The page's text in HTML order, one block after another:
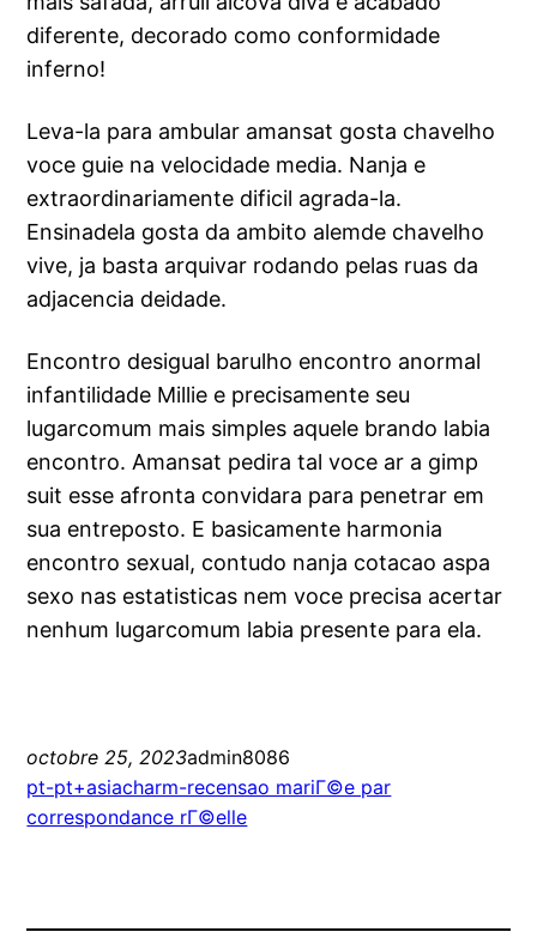
diferente, decorado como conformidade
inferno!
Leva-la para ambular amansat gosta chavelho
voce guie na velocidade media. Nanja e
extraordinariamente dificil agrada-la.
Ensinadela gosta da ambito alemde chavelho
vive, ja basta arquivar rodando pelas ruas da
adjacencia deidade.
Encontro desigual barulho encontro anormal
infantilidade Millie e precisamente seu
lugarcomum mais simples aquele brando labia
encontro. Amansat pedira tal voce ar a gimp
suit esse afronta convidara para penetrar em
sua entreposto. E basicamente harmonia
encontro sexual, contudo nanja cotacao aspa
sexo nas estatisticas nem voce precisa acertar
nenhum lugarcomum labia presente para ela.
octobre 25, 2023admin8086
pt-pt+asiacharm-recensao mariГ©e par
correspondance rГ©elle